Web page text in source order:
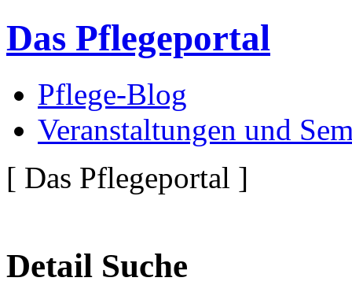
Das Pflegeportal
Pflege-Blog
Veranstaltungen und
[ Das Pflegeportal ]
Detail Suche